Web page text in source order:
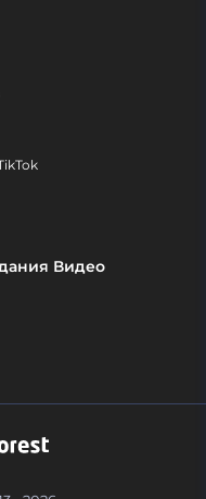
Видео